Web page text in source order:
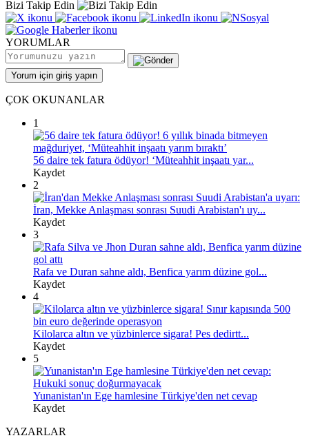
Bizi Takip Edin
YORUMLAR
Yorum için giriş yapın
ÇOK OKUNANLAR
1
56 daire tek fatura ödüyor! ‘Müteahhit inşaatı yar...
Kaydet
2
İran, Mekke Anlaşması sonrası Suudi Arabistan'ı uy...
Kaydet
3
Rafa ve Duran sahne aldı, Benfica yarım düzine gol...
Kaydet
4
Kilolarca altın ve yüzbinlerce sigara! Pes dedirtt...
Kaydet
5
Yunanistan'ın Ege hamlesine Türkiye'den net cevap
Kaydet
YAZARLAR